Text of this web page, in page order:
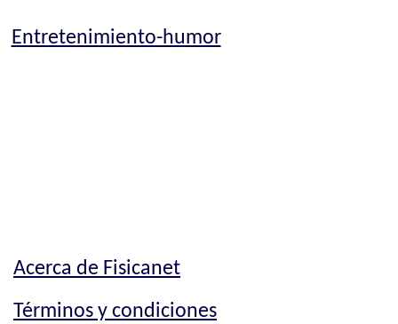
Entretenimiento-humor
Acerca de Fisicanet
Términos y condiciones